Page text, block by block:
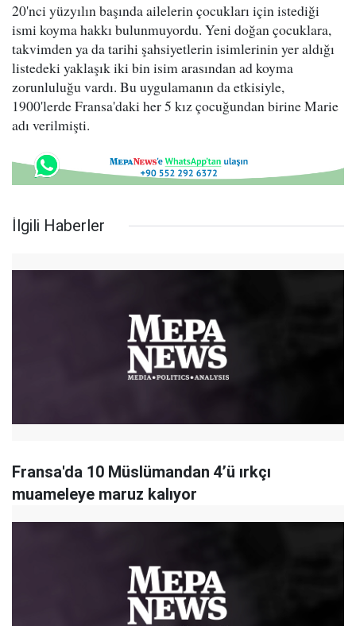
20'nci yüzyılın başında ailelerin çocukları için istediği
ismi koyma hakkı bulunmuyordu. Yeni doğan çocuklara,
takvimden ya da tarihi şahsiyetlerin isimlerinin yer aldığı
listedeki yaklaşık iki bin isim arasından ad koyma
zorunluluğu vardı. Bu uygulamanın da etkisiyle,
1900'lerde Fransa'daki her 5 kız çocuğundan birine Marie
adı verilmişti.
İlgili Haberler
Fransa'da 10 Müslümandan 4’ü ırkçı
muameleye maruz kalıyor